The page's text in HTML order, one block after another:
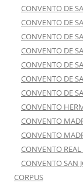
CONVENTO DE
CONVENTO DE
CONVENTO DE
CONVENTO DE
CONVENTO DE
CONVENTO DE
CONVENTO DE
CONVENTO
CONVENTO
CONVENTO
CONVENTO
CONVENTO SAN
CORPUS